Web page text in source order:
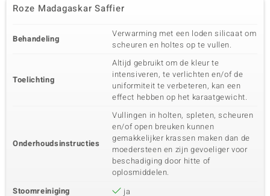
Roze Madagaskar Saffier
Behandeling
Verwarming met een loden silicaat om
scheuren en holtes op te vullen.
Toelichting
Altijd gebruikt om de kleur te
intensiveren, te verlichten en/of de
uniformiteit te verbeteren, kan een
effect hebben op het karaatgewicht.
Onderhoudsinstructies
Vullingen in holten, spleten, scheuren
en/of open breuken kunnen
gemakkelijker krassen maken dan de
moedersteen en zijn gevoeliger voor
beschadiging door hitte of
oplosmiddelen.
Stoomreiniging
ja